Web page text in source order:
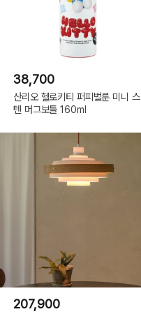
38,700
산리오 헬로키티 퍼피벌룬 미니 스
텐 머그보틀 160ml
207,900